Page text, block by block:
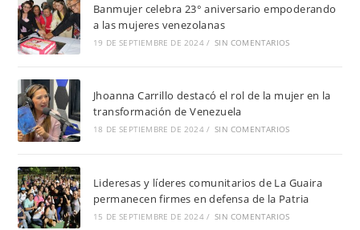
Banmujer celebra 23° aniversario empoderando
a las mujeres venezolanas
19 DE SEPTIEMBRE DE 2024 / SIN COMENTARIOS
Jhoanna Carrillo destacó el rol de la mujer en la
transformación de Venezuela
18 DE SEPTIEMBRE DE 2024 / SIN COMENTARIOS
Lideresas y líderes comunitarios de La Guaira
permanecen firmes en defensa de la Patria
15 DE SEPTIEMBRE DE 2024 / SIN COMENTARIOS